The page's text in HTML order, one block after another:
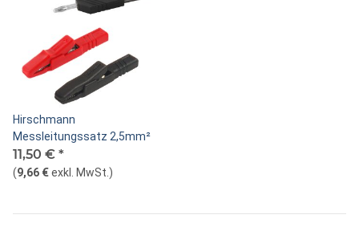
Hirschmann
Messleitungssatz 2,5mm²
11,50 € *
(9,66 €exkl. MwSt. )